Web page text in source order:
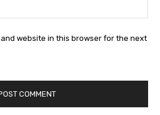
and website in this browser for the next